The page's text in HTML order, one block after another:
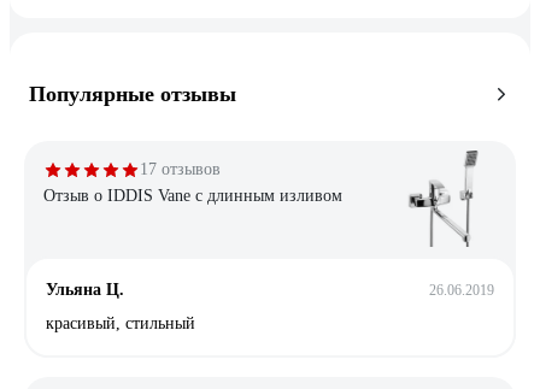
Популярные отзывы
17 отзывов
Отзыв о IDDIS Vane с длинным изливом
Ульяна Ц. 26.06.2019
красивый, стильный